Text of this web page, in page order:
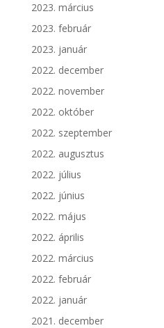
2023. március
2023. február
2023. január
2022. december
2022. november
2022. október
2022. szeptember
2022. augusztus
2022. július
2022. június
2022. május
2022. április
2022. március
2022. február
2022. január
2021. december